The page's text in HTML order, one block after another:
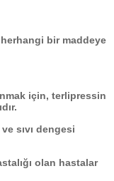
bir maddeye
için, terlipressin
sıvı dengesi
olan hastalar